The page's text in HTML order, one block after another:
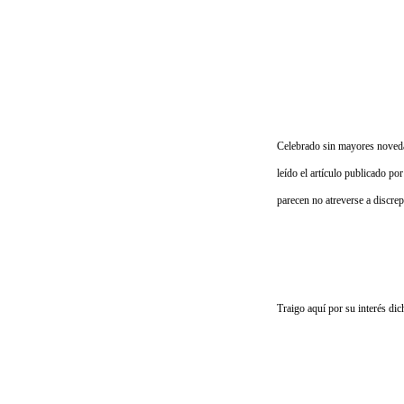
Celebrado sin mayores
leído el artículo publicado
parecen no atreverse a
Traigo aquí por su interés